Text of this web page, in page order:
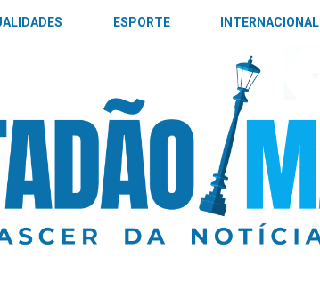
ESPORTE INTERNACIONAL